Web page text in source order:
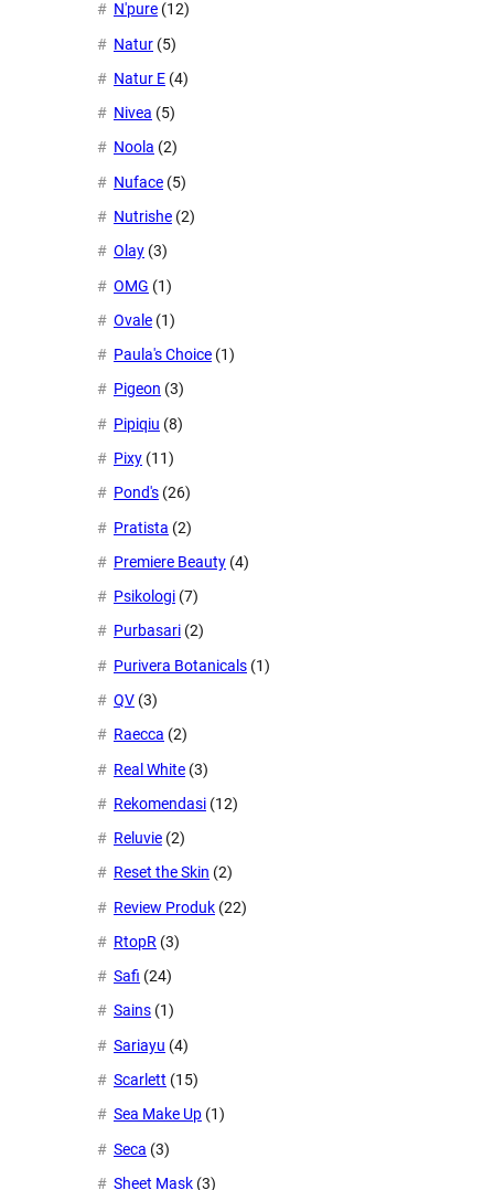
N'pure (12)
Natur (5)
Natur E (4)
Nivea (5)
Noola (2)
Nuface (5)
Nutrishe (2)
Olay (3)
OMG (1)
Ovale (1)
Paula's Choice (1)
Pigeon (3)
Pipiqiu (8)
Pixy (11)
Pond's (26)
Pratista (2)
Premiere Beauty (4)
Psikologi (7)
Purbasari (2)
Purivera Botanicals (1)
QV (3)
Raecca (2)
Real White (3)
Rekomendasi (12)
Reluvie (2)
Reset the Skin (2)
Review Produk (22)
RtopR (3)
Safi (24)
Sains (1)
Sariayu (4)
Scarlett (15)
Sea Make Up (1)
Seca (3)
Sheet Mask (3)